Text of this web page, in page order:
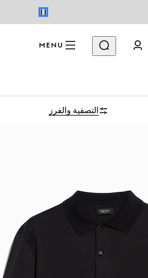
MENU
التصفية والفرز